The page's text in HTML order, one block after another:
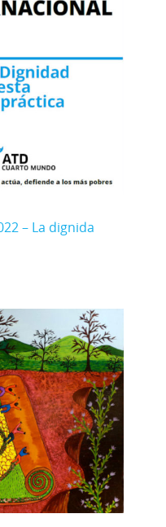
– La dignida